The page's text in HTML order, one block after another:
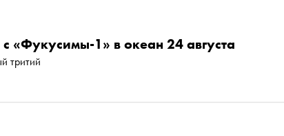
«Фукусимы-1» в океан 24 августа
тритий